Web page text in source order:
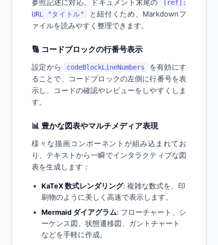
参照記述に対応。ドキュメント末尾の
[ref]:
URL "タイトル"
と紐付くため、Markdownフ
ァイルを読みやすく整理できます。
🔢 コードブロックの行番号表示
設定から codeBlockLineNumbers
を有効にす
ることで、コードブロックの左側に行番号を表
示し、コードの確認やレビューをしやすくしま
す。
📊 豊かな図表やマルチメディア表現
様々な描画コンポーネントが組み込まれてお
り、テキストから一瞬でインタラクティブな図
表を生成します：
KaTeX 数式レンダリング: 複雑な数式を、印
刷物のように美しく高速で表示します。
Mermaid ダイアグラム: フローチャート、シ
ーケンス図、状態遷移図、ガントチャート
などを手軽に作成。